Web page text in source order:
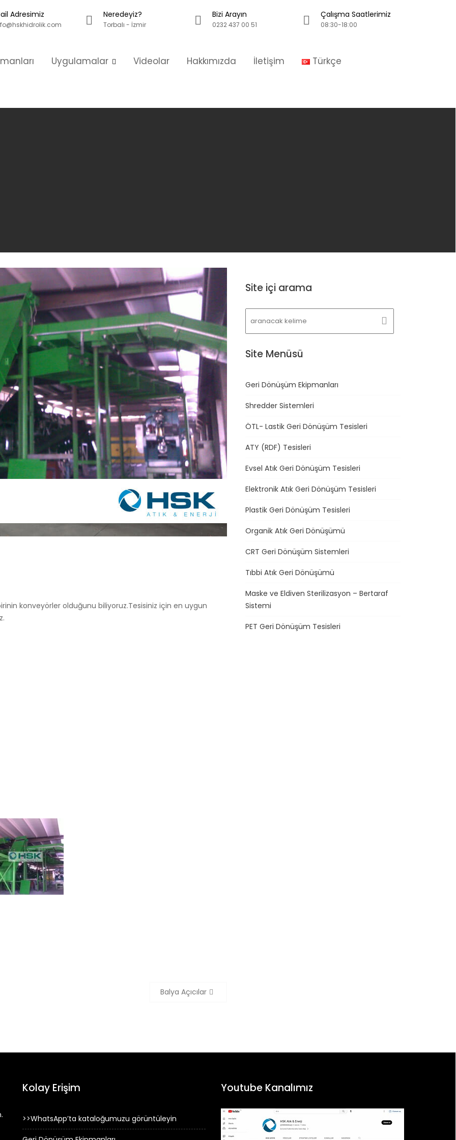
Adresimiz Neredeyiz?
Torbalı - İzmir
Bizi Arayın
0232 437 00 51
Çalışma Saatlerimiz
08:30-18:00
Uygulamalar Videolar Hakkımızda İletişim Türkçe
konveyörler olduğunu biliyoruz.Tesisiniz için en uygun
Balya Açıcılar
Site içi arama
Site Menüsü
Geri Dönüşüm Ekipmanları
Shredder Sistemleri
ÖTL- Lastik Geri Dönüşüm Tesisleri
ATY (RDF) Tesisleri
Evsel Atık Geri Dönüşüm Tesisleri
Elektronik Atık Geri Dönüşüm Tesisleri
Plastik Geri Dönüşüm Tesisleri
Organik Atık Geri Dönüşümü
CRT Geri Dönüşüm Sistemleri
Tıbbi Atık Geri Dönüşümü
Maske ve Eldiven Sterilizasyon – Bertaraf
Sistemi
PET Geri Dönüşüm Tesisleri
Kolay Erişim
>>WhatsApp’ta kataloğumuzu görüntüleyin
Youtube Kanalımız